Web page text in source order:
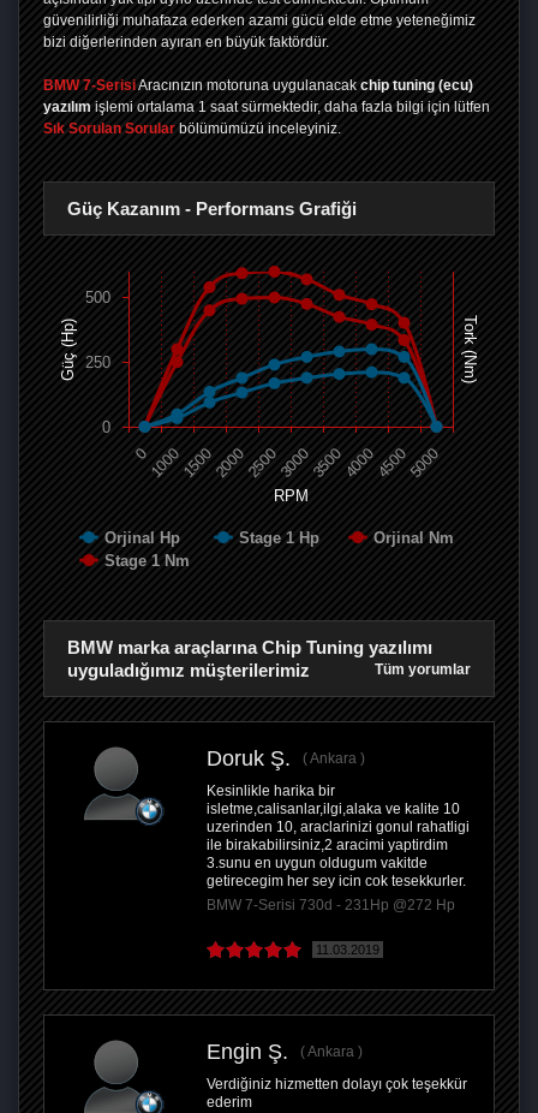
güvenilirliği muhafaza ederken azami gücü elde etme yeteneğimiz
bizi diğerlerinden ayıran en büyük faktördür.
BMW 7-SerisiAracınızın motoruna uygulanacak chip tuning (ecu)
yazılım işlemi ortalama 1 saat sürmektedir, daha fazla bilgi için lütfen
Sık Sorulan Sorular bölümümüzü inceleyiniz.
Güç Kazanım - Performans Grafiği
RPM
Güç (Hp) Tork (Nm)
Orjinal Hp Stage 1 Hp
Orjinal Nm
Stage 1 Nm
0 100015002000250030003500400045005000
0
250
500
BMW marka araçlarına Chip Tuning yazılımı
uyguladığımız müşterilerimiz
Tüm yorumlar
Doruk Ş.
Ankara
Kesinlikle harika bir
isletme,calisanlar,ilgi,alaka ve kalite 10
uzerinden 10, araclarinizi gonul rahatligi
ile birakabilirsiniz,2 aracimi yaptirdim
3.sunu en uygun oldugum vakitde
getirecegim her sey icin cok tesekkurler.
BMW 7-Serisi 730d - 231Hp @272 Hp
11.03.2019
Engin Ş.
Ankara
Verdiğiniz hizmetten dolayı çok teşekkür
ederim